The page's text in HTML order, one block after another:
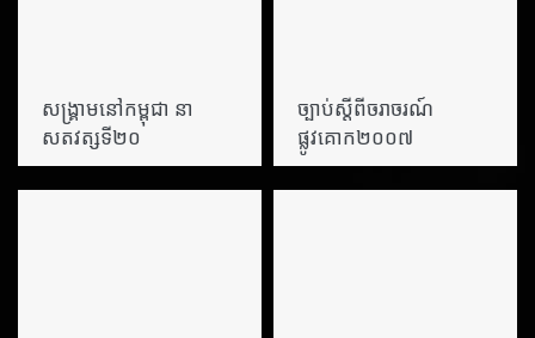
សង្រ្គាមនៅកម្ពុជា នា
សតវត្សទី២០
ច្បាប់ស្តីពីចរាចរណ៍
ផ្លូវគោក២០០៧